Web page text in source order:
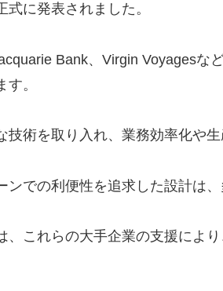
に発表されました。
Bank、Virgin Voyagesな
。
技術を取り入れ、業務効率化や生
ンでの利便性を追求した設計は
、これらの大手企業の支援によ